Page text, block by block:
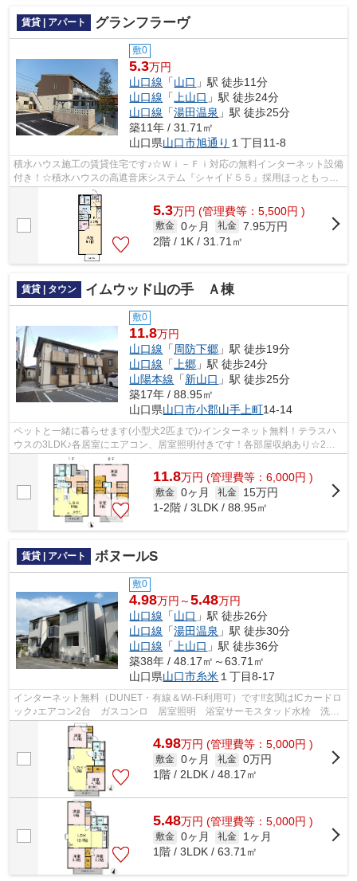
賃貸 | アパート グランフラーヴ
敷0
5.3万円
山口線 「山口 」駅 徒歩11分
山口線 「 上山口 」駅 徒歩24分
山口線 「湯田温泉 」駅 徒歩25分
築11年 / 31.71㎡
山口県山口市旭通り １丁目11-8
積水ハウス施工の賃貸住宅です♪☆Ｗｉ－Ｆｉ対応の無料インターネット設備
付き！☆積水ハウスの高遮音床システム『シャイド５５』採用ほっともっと
山口本町店まで２００ｍ！ セブンイレ...
5.3万円 (管理費等：5,500円 )
敷金 0ヶ月 礼金 7.95万円
2階 / 1K / 31.71㎡
賃貸 | タウン イムウッド山の手 Ａ棟
敷0
11.8万円
山口線 「 周防下郷 」駅 徒歩19分
山口線 「 上郷 」駅 徒歩24分
山陽本線 「新山口 」駅 徒歩25分
築17年 / 88.95㎡
山口県山口市小郡山手上町14-14
ペットと一緒に暮らせます(小型犬2匹まで)♪インターネット無料！テラスハ
ウスの3LDK♪各居室にエアコン、居室照明付きです！各部屋収納あり☆2階
にはウォークインクローゼットもあります...
11.8万円 (管理費等：6,000円 )
敷金 0ヶ月 礼金
15万円
1-2階 / 3LDK / 88.95㎡
賃貸 | アパート ボヌールS
敷0
4.98万円～5.48万円
山口線 「山口 」駅 徒歩26分
山口線 「湯田温泉 」駅 徒歩30分
山口線 「 上山口 」駅 徒歩36分
築38年 / 48.17㎡～63.71㎡
山口県山口市糸米 １丁目8-17
インターネット無料（DUNET・有線＆Wi-Fi利用可）です‼玄関はICカードロ
ック♪エアコン2台 ガスコンロ 居室照明 浴室サーモスタッド水栓 洗髪
洗面化粧台 外部物置付 アルク山口店...
4.98万円 (管理費等：5,000円 )
敷金 0ヶ月 礼金 0万円
1階 / 2LDK / 48.17㎡
5.48万円 (管理費等：5,000円 )
敷金 0ヶ月 礼金
1ヶ月
1階 / 3LDK / 63.71㎡